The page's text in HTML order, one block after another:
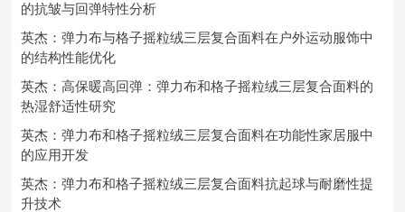
的抗皱与回弹特性分析
英杰：弹力布与格子摇粒绒三层复合面料在户外运动服饰中
的结构性能优化
英杰：高保暖高回弹：弹力布和格子摇粒绒三层复合面料的
热湿舒适性研究
英杰：弹力布和格子摇粒绒三层复合面料在功能性家居服中
的应用开发
英杰：弹力布和格子摇粒绒三层复合面料抗起球与耐磨性提
升技术